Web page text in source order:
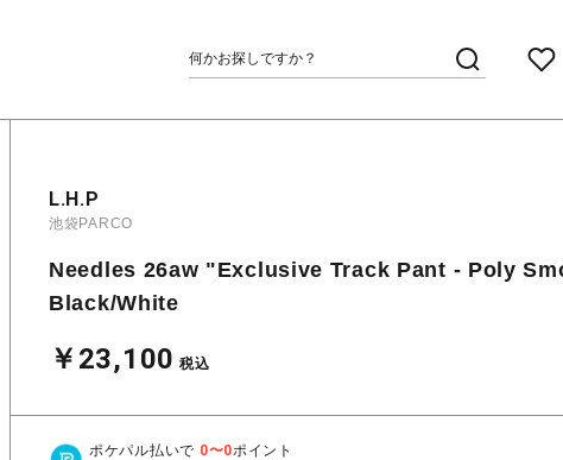
L.H.P
池袋PARCO
Needles 26aw "Exclusive Track Pant - Poly
Black/White
￥23,100 税込
ポケパル払いで 0〜0ポイント